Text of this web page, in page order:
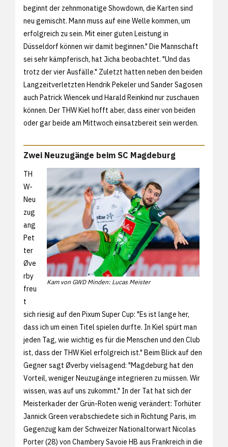
beginnt der zehnmonatige Showdown, die Karten sind
neu gemischt. Mann muss auf eine Welle kommen, um
erfolgreich zu sein. Mit einer guten Leistung in
Düsseldorf können wir damit beginnen." Die Mannschaft
sei sehr kämpferisch, hat Jicha beobachtet. "Und das
trotz der vier Ausfälle." Zuletzt hatten neben den beiden
Langzeitverletzten Hendrik Pekeler und Sander Sagosen
auch Patrick Wiencek und Harald Reinkind nur zuschauen
können. Der THW Kiel hofft aber, dass einer von beiden
oder gar beide am Mittwoch einsatzbereit sein werden.
Zwei Neuzugänge beim SC Magdeburg
Kam von GWD Minden: Lucas Meister
TH
W-
Neu
zug
ang
Pet
ter
Øve
rby
freu
t
sich riesig auf den Pixum Super Cup: "Es ist lange her,
dass ich um einen Titel spielen durfte. In Kiel spürt man
jeden Tag, wie wichtig es für die Menschen und den Club
ist, dass der THW Kiel erfolgreich ist." Beim Blick auf den
Gegner sagt Øverby vielsagend: "Magdeburg hat den
Vorteil, weniger Neuzugänge integrieren zu müssen. Wir
wissen, was auf uns zukommt." In der Tat hat sich der
Meisterkader der Grün-Roten wenig verändert: Torhüter
Jannick Green verabschiedete sich in Richtung Paris, im
Gegenzug kam der Schweizer Nationaltorwart Nicolas
Porter (28) von Chambery Savoie HB aus Frankreich in die